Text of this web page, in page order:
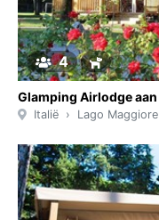
4
Italië Lago Maggiore